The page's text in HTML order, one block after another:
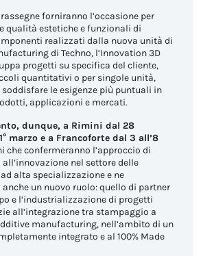
forniranno l’occasione per
qualità estetiche e funzionali di
realizzati dalla nuova unità di
di Techno, l’Innovation 3D
progetti su specifica del cliente,
quantitativi o per singole unità,
soddisfare le esigenze più puntuali in
applicazioni e mercati.
dunque, a Rimini dal 28
marzo e a Francoforte dal 3 all’8
che confermeranno l’approccio di
all’innovazione nel settore delle
alta specializzazione e ne
un nuovo ruolo: quello di partner
e l’industrializzazione di progetti
all’integrazione tra stampaggio a
manufacturing, nell’ambito di un
integrato e al 100% Made